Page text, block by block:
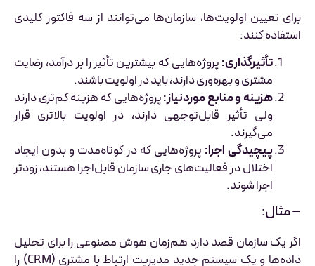
برای تعیین اولویت‌ها، سازمان‌ها می‌توانند از سه فاکتور کلیدی
استفاده کنند:
تأثیرگذاری:پروژه‌هایی که بیشترین تأثیر را بر درآمد، رضایت
مشتری و بهره‌وری دارند، باید در اولویت باشند.
هزینه و منابع موردنیاز:پروژه‌هایی که هزینه کم‌تری دارند
ولی تأثیر قابل‌توجهی دارند، در اولویت بالاتری قرار
می‌گیرند.
پیچیدگی اجرا:پروژه‌هایی که در کوتاه‌مدت و بدون ایجاد
اختلال در فعالیت‌های جاری سازمان قابل‌اجرا هستند، زودتر
اجرا شوند.
– مثال:
اگر یک سازمان قصد دارد هم‌زمان هوش مصنوعی را برای تحلیل
داده‌ها و یک سیستم جدید مدیریت ارتباط با مشتری (CRM) را